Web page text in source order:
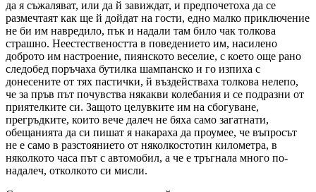
да я съжаляват, или да й завиждат, и предпочетоха да се
размечтаят как ще й дойдат на гости, едно малко приключение
не би им навредило, пък и надали там било чак толкова
страшно. Неестествеността в поведението им, насилено
доброто им настроение, пиянското веселие, с което още рано
следобед поръчаха бутилка шампанско и го изпиха с
донесените от тях пастички, й въздействаха толкова нелепо,
че за пръв път почувства някакви колебания и се подразни от
приятелките си. Защото целувките им на сбогуване,
прегръдките, които вече далеч не бяха само загатнати,
обещанията да си пишат я накараха да проумее, че въпросът
не е само в разстоянието от няколкостотин километра, в
няколкото часа път с автомобил, а че е тръгнала много по-
надалеч, отколкото си мисли.